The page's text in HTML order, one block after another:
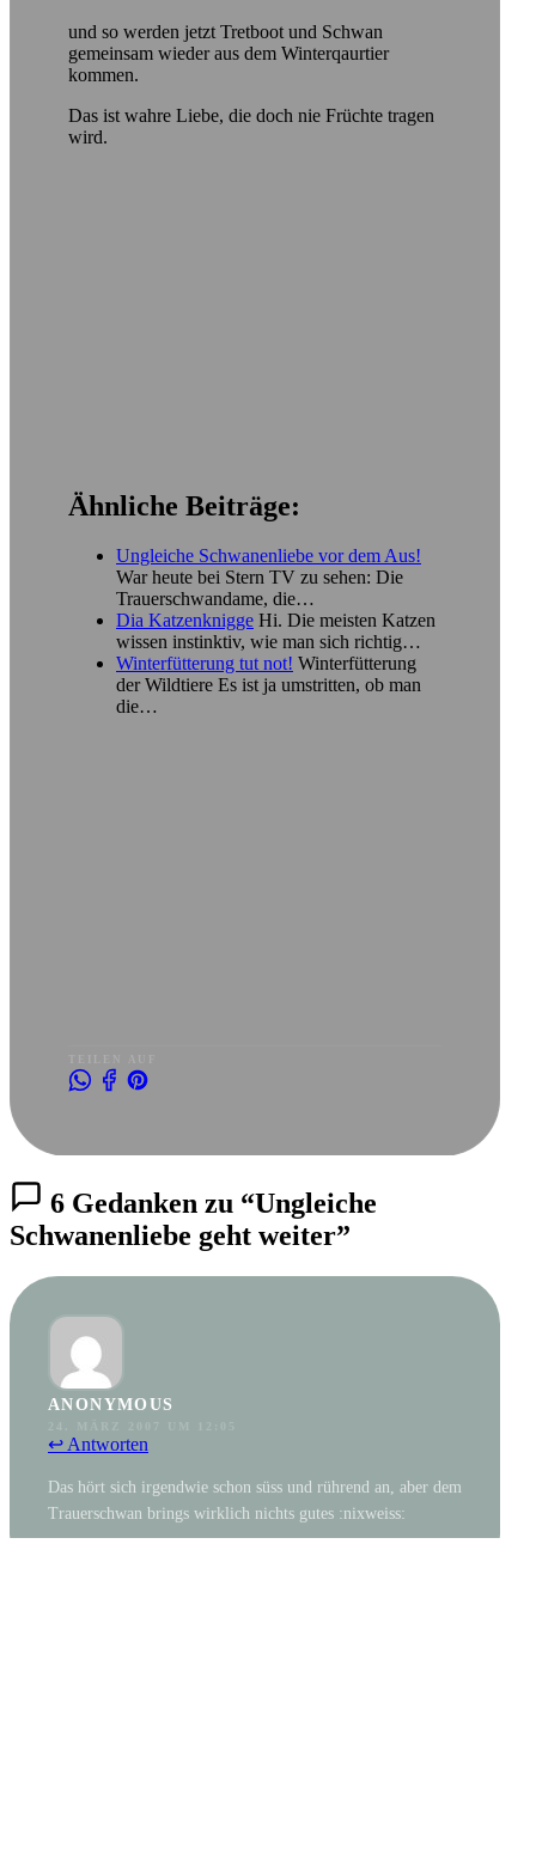
und so werden jetzt Tretboot und Schwan
gemeinsam wieder aus dem Winterqaurtier
kommen.
Das ist wahre Liebe, die doch nie Früchte tragen
wird.
Ähnliche Beiträge:
Ungleiche Schwanenliebe vor dem Aus!
War heute bei Stern TV zu sehen: Die
Trauerschwandame, die…
Dia Katzenknigge Hi. Die meisten Katzen
wissen instinktiv, wie man sich richtig…
Winterfütterung tut not! Winterfütterung
der Wildtiere Es ist ja umstritten, ob man
die…
6 Gedanken zu “Ungleiche
Schwanenliebe geht weiter”
ANONYMOUS
↩ Antworten
Das hört sich irgendwie schon süss und rührend an, aber dem
Trauerschwan brings wirklich nichts gutes :nixweiss: